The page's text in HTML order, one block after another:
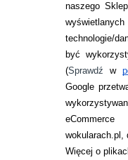
naszego
technologie/
być
(Sprawdźw
Google
eCommerce
wokularach.pl,
Więcej o
INFORMACJE
JAK ZAMAWIAĆ?
ZWROTY I
WARUNKI
RANKINGI